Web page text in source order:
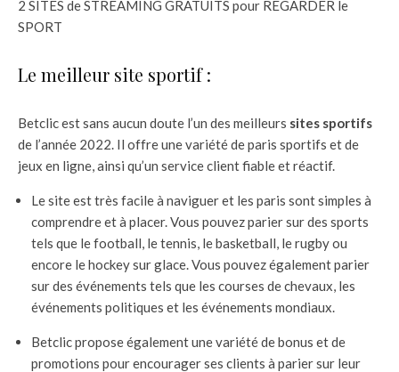
2 SITES de STREAMING GRATUITS pour REGARDER le
SPORT
Le meilleur site sportif :
Betclic est sans aucun doute l’un des meilleurs sites sportifs
de l’année 2022. Il offre une variété de paris sportifs et de
jeux en ligne, ainsi qu’un service client fiable et réactif.
Le site est très facile à naviguer et les paris sont simples à
comprendre et à placer. Vous pouvez parier sur des sports
tels que le football, le tennis, le basketball, le rugby ou
encore le hockey sur glace. Vous pouvez également parier
sur des événements tels que les courses de chevaux, les
événements politiques et les événements mondiaux.
Betclic propose également une variété de bonus et de
promotions pour encourager ses clients à parier sur leur